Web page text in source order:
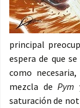
principal
espera de que
como
mezcla dePym
saturación de